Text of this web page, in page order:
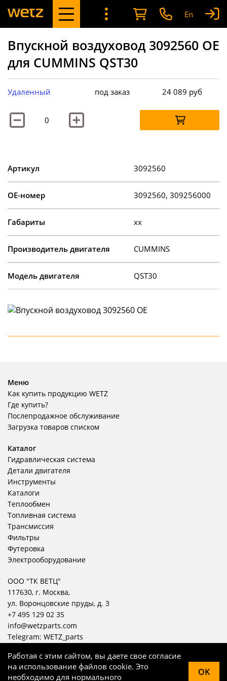
En
Впускной воздуховод 3092560 OE
для CUMMINS QST30
Удаленный под заказ 24 089 руб
Артикул 3092560
OE-номер 3092560, 309256000
Габариты xx
Производитель двигателя CUMMINS
Модель двигателя QST30
Меню
Как купить продукцию WETZ
Где купить?
Послепродажное обслуживание
Загрузка товаров списком
Каталог
Гидравлическая система
Детали двигателя
Инструменты
Каталоги
Теплообмен
Топливная система
Трансмиссия
Фильтры
Футеровка
Электрооборудование
ООО "ТК ВЕТЦ"
117630, г. Москва,
ул. Воронцовские пруды, д. 3
+7 495 129 02 35
info@wetzparts.com
Telegram: WETZ_parts
Работая с этим сайтом, вы даете свое согласие
на использование файлов cookie. Это
необходимо для нормального
OK